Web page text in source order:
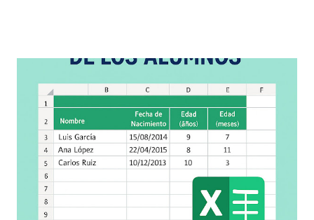
actividades educativas que podrás aplicar fácilmente en tu
grupo, desde preescolar hasta sexto grado de primaria. 🧠
Objetivos clave de la jornada Promover entornos seguros y
afectivos dentro de la comunidad escolar Sensibilizar sobre el
maltrato, acoso escolar y abuso infantil Desarrollar habilidades
como la empatía, la comunicación y el autocuidado Aplicar ...